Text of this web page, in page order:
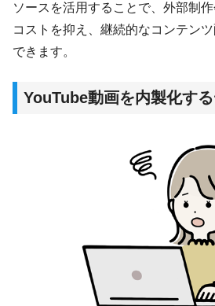
ソースを活用することで、外部制
コストを抑え、継続的なコンテン
できます。
YouTube動画を内製化す